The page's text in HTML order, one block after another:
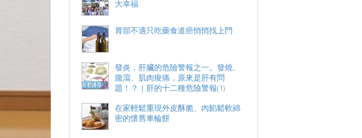
大幸福
胃部不適只吃藥食道癌悄悄找上門
發炎，肝臟的危險警報之一。發燒、
腹瀉、肌肉痠痛，原來是肝有問
題！？｜肝的十二種危險警報(1)
在家輕鬆重現外皮酥脆、內餡鬆軟綿
密的懷舊車輪餅